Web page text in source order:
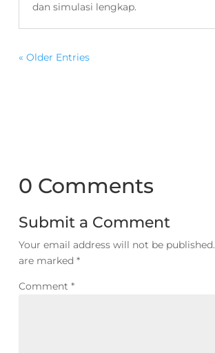
dan simulasi lengkap.
« Older Entries
0 Comments
Submit a Comment
Your email address will not be published.
are marked *
Comment *